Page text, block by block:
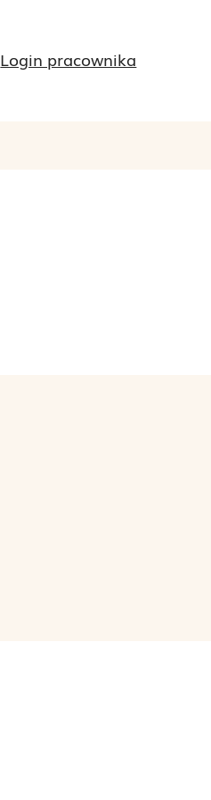
Login pracownika